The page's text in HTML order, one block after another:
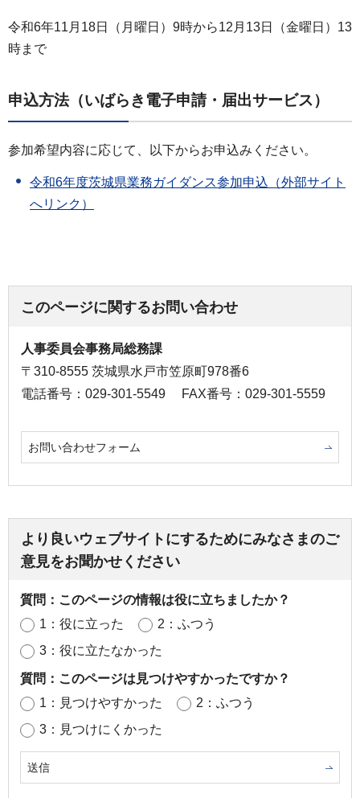
令和6年11月18日（月曜日）9時から12月13日（金曜日）13
時まで
申込方法（いばらき電子申請・届出サービス）
参加希望内容に応じて、以下からお申込みください。
令和6年度茨城県業務ガイダンス参加申込（外部サイト
へリンク）
このページに関するお問い合わせ
人事委員会事務局総務課
〒310-8555 茨城県水戸市笠原町978番6
電話番号：029-301-5549
FAX番号：029-301-5559
お問い合わせフォーム
より良いウェブサイトにするためにみなさまのご
意見をお聞かせください
質問：このページの情報は役に立ちましたか？
1：役に立った
2：ふつう
3：役に立たなかった
質問：このページは見つけやすかったですか？
1：見つけやすかった
2：ふつう
3：見つけにくかった